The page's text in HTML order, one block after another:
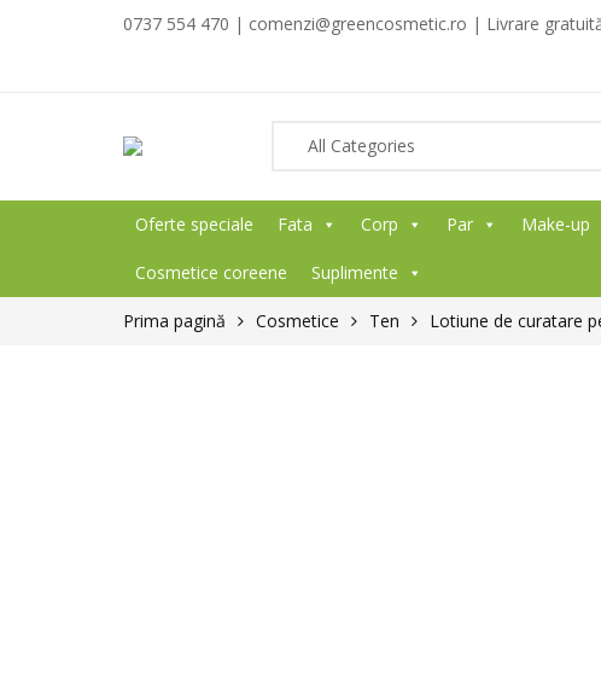
0737 554 470 | comenzi@greencosmetic.ro | Livrare
Oferte speciale Fata Corp Par Make-up
Cosmetice coreene Suplimente
Prima pagină Cosmetice Ten Lotiune de curatare